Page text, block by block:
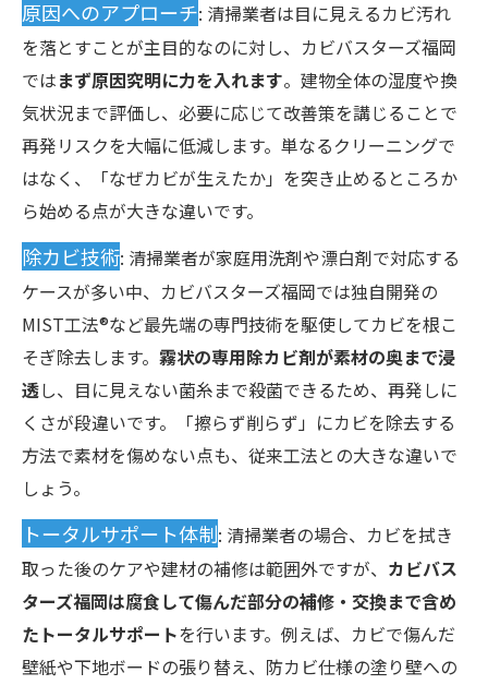
原因へのアプローチ: 清掃業者は目に見えるカビ汚れ
を落とすことが主目的なのに対し、カビバスターズ福岡
ではまず原因究明に力を入れます。建物全体の湿度や換
気状況まで評価し、必要に応じて改善策を講じることで
再発リスクを大幅に低減します。単なるクリーニングで
はなく、「なぜカビが生えたか」を突き止めるところか
ら始める点が大きな違いです。
除カビ技術: 清掃業者が家庭用洗剤や漂白剤で対応する
ケースが多い中、カビバスターズ福岡では独自開発の
MIST工法®など最先端の専門技術を駆使してカビを根こ
そぎ除去します。 霧状の専用除カビ剤が素材の奥まで浸
透し、目に見えない菌糸まで殺菌できるため、再発しに
くさが段違いです。「擦らず削らず」にカビを除去する
方法で素材を傷めない点も、従来工法との大きな違いで
しょう。
トータルサポート体制: 清掃業者の場合、カビを拭き
取った後のケアや建材の補修は範囲外ですが、 カビバス
ターズ福岡は腐食して傷んだ部分の補修・交換まで含め
たトータルサポートを行います。例えば、カビで傷んだ
壁紙や下地ボードの張り替え、防カビ仕様の塗り壁への